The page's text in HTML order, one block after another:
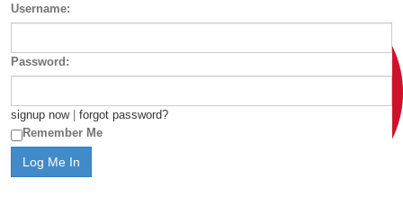
Username:
Password:
signup now| forgot password?
Remember Me